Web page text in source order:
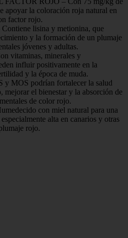
apoyar la coloración roja natural en
factor rojo.
lisina y metionina, que
y la formación de un plumaje
jóvenes y adultas.
vitaminas, minerales y
influir positivamente en la
y la época de muda.
MOS podrían fortalecer la salud
mejorar el bienestar y la absorción de
de color rojo.
con miel natural para una
alta en canarios y otras
rojo.